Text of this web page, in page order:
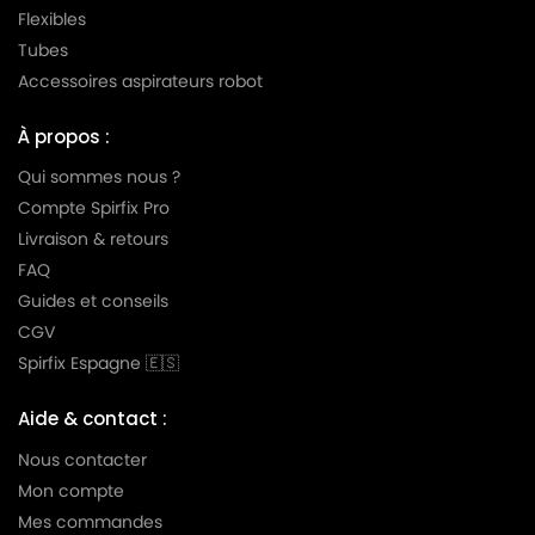
KARCHER
KARCHER
KARCHER A 2801 PLUS
KARCHER
KARCHER
KARCHER A 2901 F
KARCHER
KARCHER A 3001
KARCHER
KARCHER
KARCHER
KARCHER A 4000 PLUS
KARCHER
KARCHER AD 3.000
KARCHER
KARCHER AD 3.999
KARCHER
Flexibles
Tubes
Accessoires aspirateurs robot
À propos :
Qui sommes nous ?
Compte Spirfix Pro
Livraison & retours
FAQ
Guides et conseils
CGV
Spirfix Espagne 🇪🇸
Aide & contact :
Nous contacter
Mon compte
Mes commandes